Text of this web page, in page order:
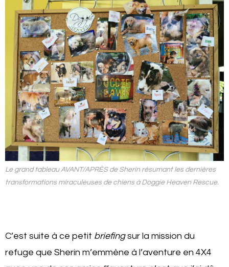
Le grand tableau AVANT/APRÈS de Sherin résumant les dernières
transformations miraculeuses de chiens à Doggie Heaven Rescue.
C’est suite à ce petit briefingsur la mission du
refuge que Sherin m’emmène à l’aventure en 4X4